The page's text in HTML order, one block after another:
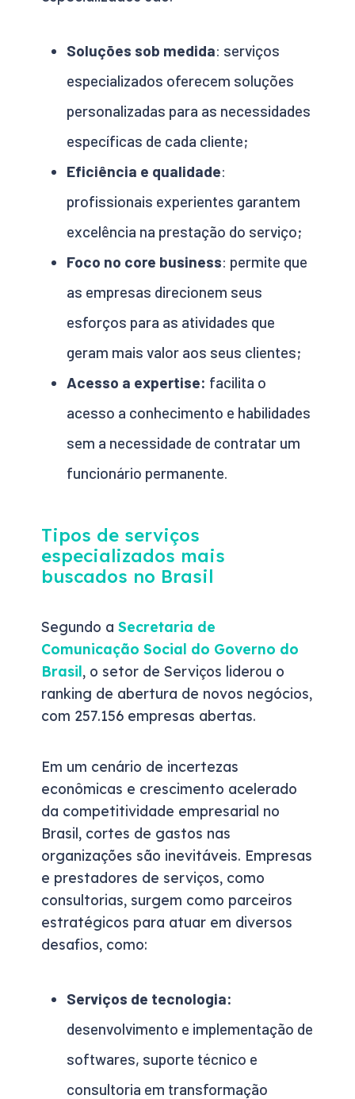
Soluções sob medida: serviços
especializados oferecem soluções
personalizadas para as necessidades
específicas de cada cliente;
Eficiência e qualidade:
profissionais experientes garantem
excelência na prestação do serviço;
Foco no core business: permite que
as empresas direcionem seus
esforços para as atividades que
geram mais valor aos seus clientes;
Acesso a expertise: facilita o
acesso a conhecimento e habilidades
sem a necessidade de contratar um
funcionário permanente.
Tipos de serviços
especializados mais
buscados no Brasil
Segundo a Secretaria de
Comunicação Social do Governo do
Brasil, o setor de Serviços liderou o
ranking de abertura de novos negócios,
com 257.156 empresas abertas.
Em um cenário de incertezas
econômicas e crescimento acelerado
da competitividade empresarial no
Brasil, cortes de gastos nas
organizações são inevitáveis. Empresas
e prestadores de serviços, como
consultorias, surgem como parceiros
estratégicos para atuar em diversos
desafios, como:
Serviços de tecnologia:
desenvolvimento e implementação de
softwares, suporte técnico e
consultoria em transformação